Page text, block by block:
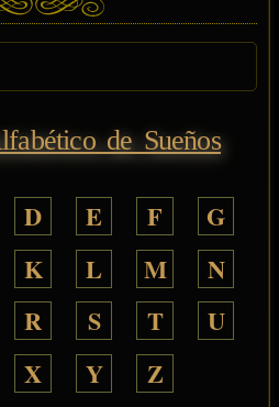
de Sueños
D E F
G
K L M
N
R S T
U
X Y Z